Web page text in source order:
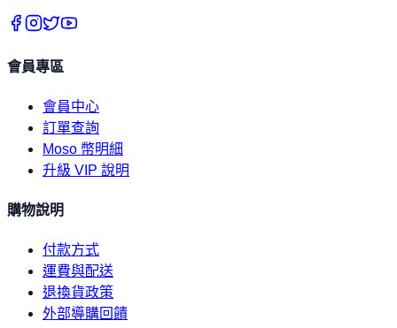
會員專區
會員中心
訂單查詢
Moso 幣明細
升級 VIP 說明
購物說明
付款方式
運費與配送
退換貨政策
外部導購回饋